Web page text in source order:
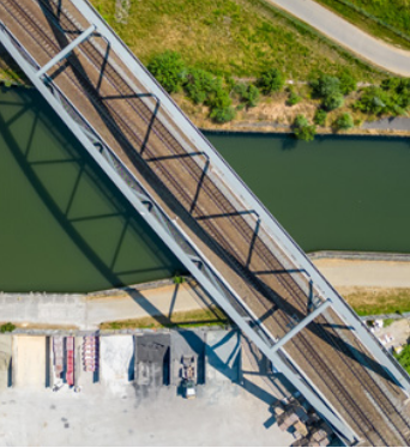
Niedersachsen
Nordrhein-Westfalen
Rheinland-Pfalz
Saarland
Sachsen
Sachsen-Anhalt
Schleswig-Holstein
Thüringen